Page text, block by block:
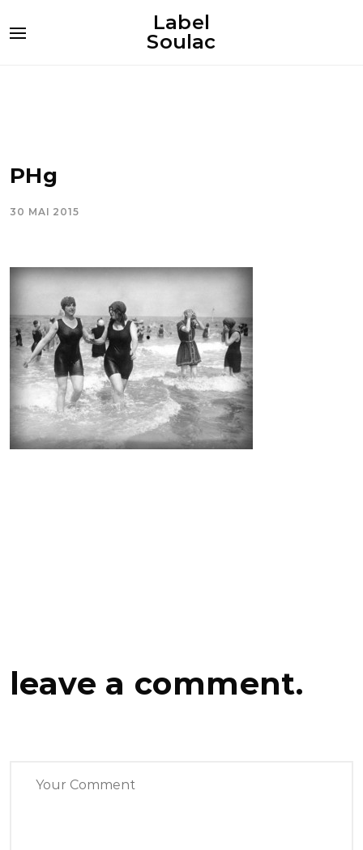
Label
Soulac
PHg
30 MAI 2015
leave a comment.